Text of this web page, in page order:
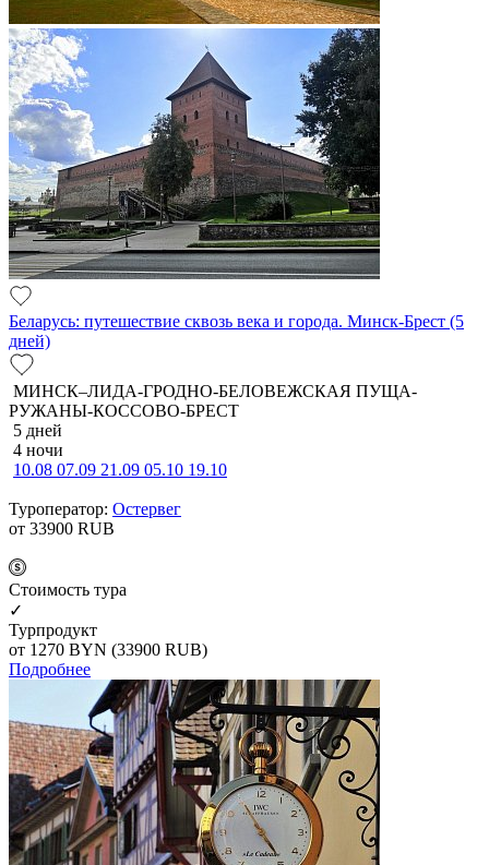
Беларусь: путешествие сквозь века и города. Минск-Брест (5
дней)
МИНСК–ЛИДА-ГРОДНО-БЕЛОВЕЖСКАЯ ПУЩА-
РУЖАНЫ-КОССОВО-БРЕСТ
5 дней
4 ночи
10.08 07.09 21.09 05.10 19.10
Туроператор: Остервег
от 33900 RUB
Cтоимость тура
✓
Турпродукт
от 1270 BYN (33900 RUB)
Подробнее